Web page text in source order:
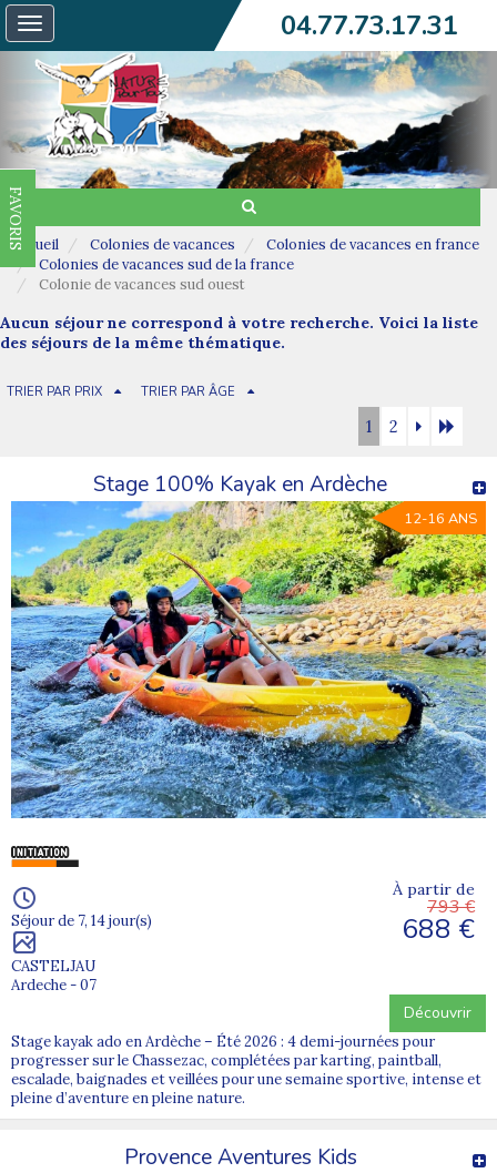
Toggle
navigation
04.77.73.17.31
FAVORIS
Accueil Colonies de vacances
Colonies de vacances en france
Colonies de vacances sud de la france
Colonie de vacances sud ouest
Aucun séjour ne correspond à votre recherche. Voici la liste
des séjours de la même thématique.
TRIER PAR PRIX TRIER PAR ÂGE
1 2
Stage 100% Kayak en Ardèche
12-16 ANS
Séjour de 7, 14 jour(s)
CASTELJAU
Ardeche - 07
À partir de
793 €
688 €
Découvrir
Stage kayak ado en Ardèche – Été 2026 : 4 demi-journées pour
progresser sur le Chassezac, complétées par karting, paintball,
escalade, baignades et veillées pour une semaine sportive, intense et
pleine d’aventure en pleine nature.
Provence Aventures Kids